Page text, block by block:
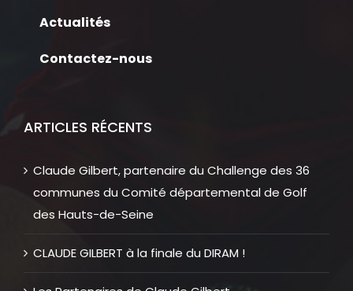
Actualités
Contactez-nous
ARTICLES RÉCENTS
Claude Gilbert, partenaire du Challenge des 36
communes du Comité départemental de Golf
des Hauts-de-Seine
CLAUDE GILBERT à la finale du DIRAM !